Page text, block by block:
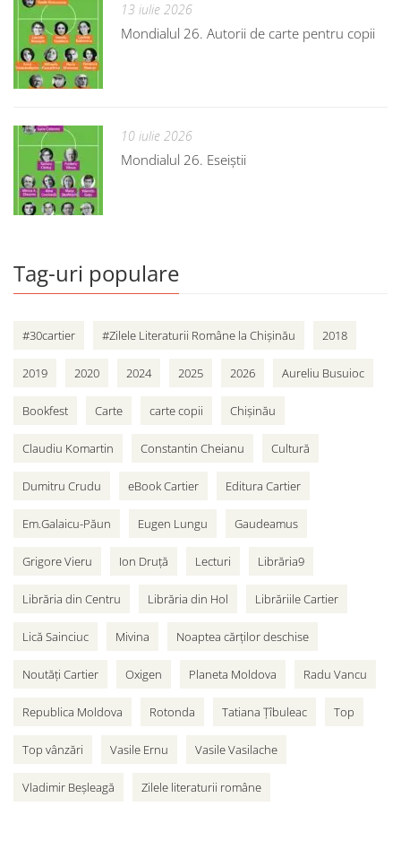
13 iulie 2026
Mondialul 26. Autorii de carte pentru copii
10 iulie 2026
Mondialul 26. Eseiștii
Tag-uri populare
#30cartier #Zilele Literaturii Române la Chișinău 2018
2019 2020 2024 2025 2026 Aureliu Busuioc
Bookfest Carte carte copii Chișinău
Claudiu Komartin Constantin Cheianu Cultură
Dumitru Crudu eBook Cartier Editura Cartier
Em.Galaicu-Păun Eugen Lungu Gaudeamus
Grigore Vieru Ion Druță Lecturi Librăria9
Librăria din Centru Librăria din Hol Librăriile Cartier
Lică Sainciuc Mivina Noaptea cărților deschise
Noutăți Cartier Oxigen Planeta Moldova Radu Vancu
Republica Moldova Rotonda Tatiana Țîbuleac Top
Top vânzări Vasile Ernu Vasile Vasilache
Vladimir Beșleagă Zilele literaturii române